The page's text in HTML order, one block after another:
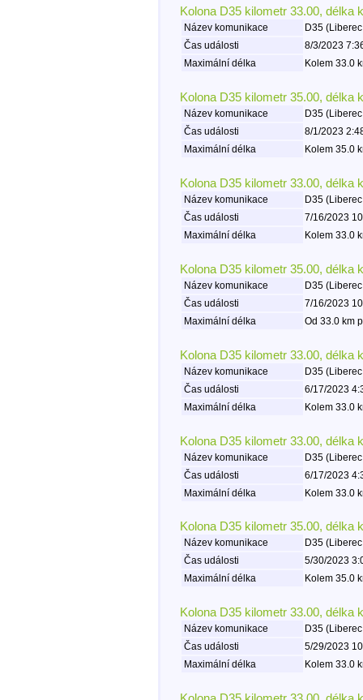
Kolona D35 kilometr 33.00, délka
Název komunikace
D35
Čas události
8/3/2023
Maximální délka
Kolem 33.0
Kolona D35 kilometr 35.00, délka
Název komunikace
D35
Čas události
8/1/2023
Maximální délka
Kolem 35.0
Kolona D35 kilometr 33.00, délka
Název komunikace
D35
Čas události
7/16/2023
Maximální délka
Kolem 33.0
Kolona D35 kilometr 35.00, délka
Název komunikace
D35
Čas události
7/16/2023
Maximální délka
Od 33.0 km
Kolona D35 kilometr 33.00, délka
Název komunikace
D35
Čas události
6/17/2023
Maximální délka
Kolem 33.0
Kolona D35 kilometr 33.00, délka
Název komunikace
D35
Čas události
6/17/2023
Maximální délka
Kolem 33.0
Kolona D35 kilometr 35.00, délka
Název komunikace
D35
Čas události
5/30/2023
Maximální délka
Kolem 35.0
Kolona D35 kilometr 33.00, délka
Název komunikace
D35
Čas události
5/29/2023
Maximální délka
Kolem 33.0